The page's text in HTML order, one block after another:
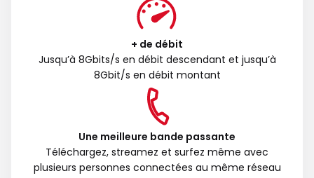
+ de débit
Jusqu’à 8Gbits/s en débit descendant et jusqu’à
8Gbit/s en débit montant
Une meilleure bande passante
Téléchargez, streamez et surfez même avec
plusieurs personnes connectées au même réseau